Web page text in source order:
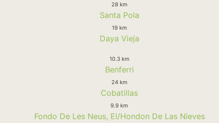
28 km
Santa Pola
19 km
Daya Vieja
10.3 km
Benferri
24 km
Cobatillas
9.9 km
Fondo De Les Neus, El/Hondon De Las Nieves